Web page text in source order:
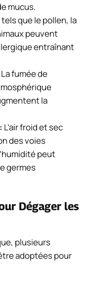
mucus.
que le pollen, la
peuvent
entraînant
La fumée de
la
L’air froid et sec
des voies
peut
germes
Dégager les
plusieurs
adoptées pour